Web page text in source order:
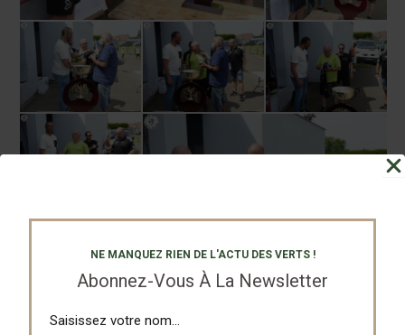
NE MANQUEZ RIEN DE L'ACTU DES VERTS !
Abonnez-Vous À La Newsletter